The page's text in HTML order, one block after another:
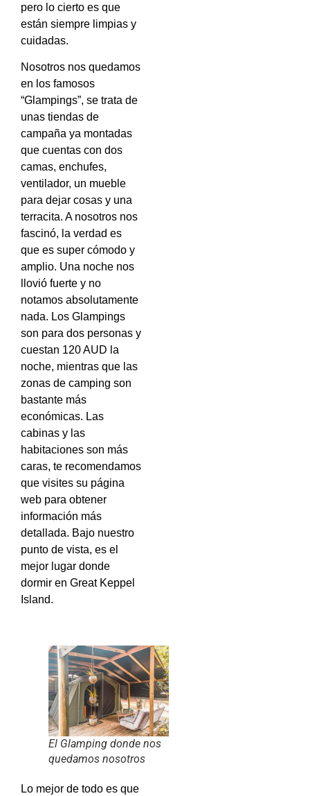
pero lo cierto es que
están siempre limpias y
cuidadas.
Nosotros nos quedamos
en los famosos
“Glampings”, se trata de
unas tiendas de
campaña ya montadas
que cuentas con dos
camas, enchufes,
ventilador, un mueble
para dejar cosas y una
terracita. A nosotros nos
fascinó, la verdad es
que es super cómodo y
amplio. Una noche nos
llovió fuerte y no
notamos absolutamente
nada. Los Glampings
son para dos personas y
cuestan 120 AUD la
noche, mientras que las
zonas de camping son
bastante más
económicas. Las
cabinas y las
habitaciones son más
caras, te recomendamos
que visites su página
web para obtener
información más
detallada. Bajo nuestro
punto de vista, es el
mejor lugar donde
dormir en Great Keppel
Island.
El Glamping donde nos
quedamos nosotros
Lo mejor de todo es que